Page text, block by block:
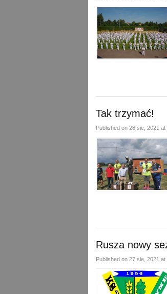
Tak trzymać!
Published on 28 sie, 2021 at
Rusza nowy
Published on 27 sie, 2021 at